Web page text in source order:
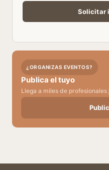
¿ORGANIZAS EVENTOS?
Publica el tuyo
Llega a miles de